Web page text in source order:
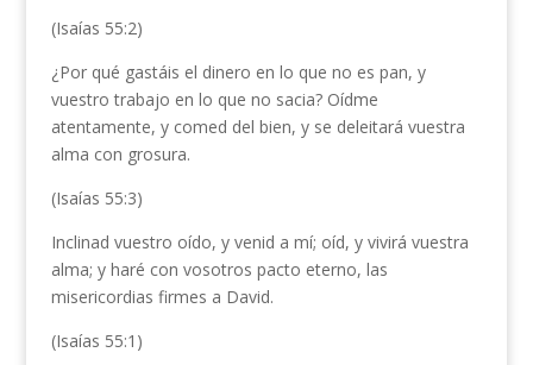
(Isaías 55:2)
¿Por qué gastáis el dinero en lo que no es pan, y
vuestro trabajo en lo que no sacia? Oídme
atentamente, y comed del bien, y se deleitará vuestra
alma con grosura.
(Isaías 55:3)
Inclinad vuestro oído, y venid a mí; oíd, y vivirá vuestra
alma; y haré con vosotros pacto eterno, las
misericordias firmes a David.
(Isaías 55:1)